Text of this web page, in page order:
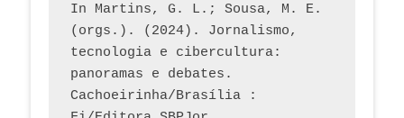
In Martins, G. L.; Sousa, M. E.
(orgs.). (2024). Jornalismo,
tecnologia e cibercultura:
panoramas e debates.
Cachoeirinha/Brasília :